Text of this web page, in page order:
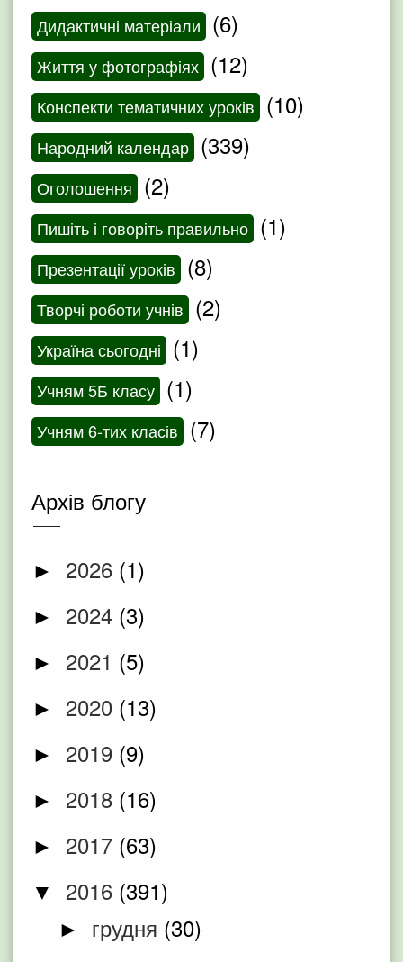
Дидактичні матеріали (6)
Життя у фотографіях (12)
Конспекти тематичних уроків (10)
Народний календар (339)
Оголошення (2)
Пишіть і говоріть правильно (1)
Презентації уроків (8)
Творчі роботи учнів (2)
Україна сьогодні (1)
Учням 5Б класу (1)
Учням 6-тих класів (7)
Архів блогу
► 2026 (1)
► 2024 (3)
► 2021 (5)
► 2020 (13)
► 2019 (9)
► 2018 (16)
► 2017 (63)
▼ 2016 (391)
► грудня (30)